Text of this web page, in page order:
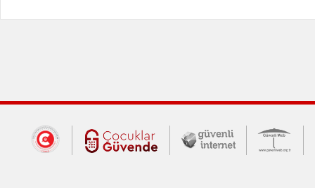
Dış Bağlantılar
Cumhurbaşkanlığı İletişim Merkezi
Çocuklar Güvende (yeni
Güvenli